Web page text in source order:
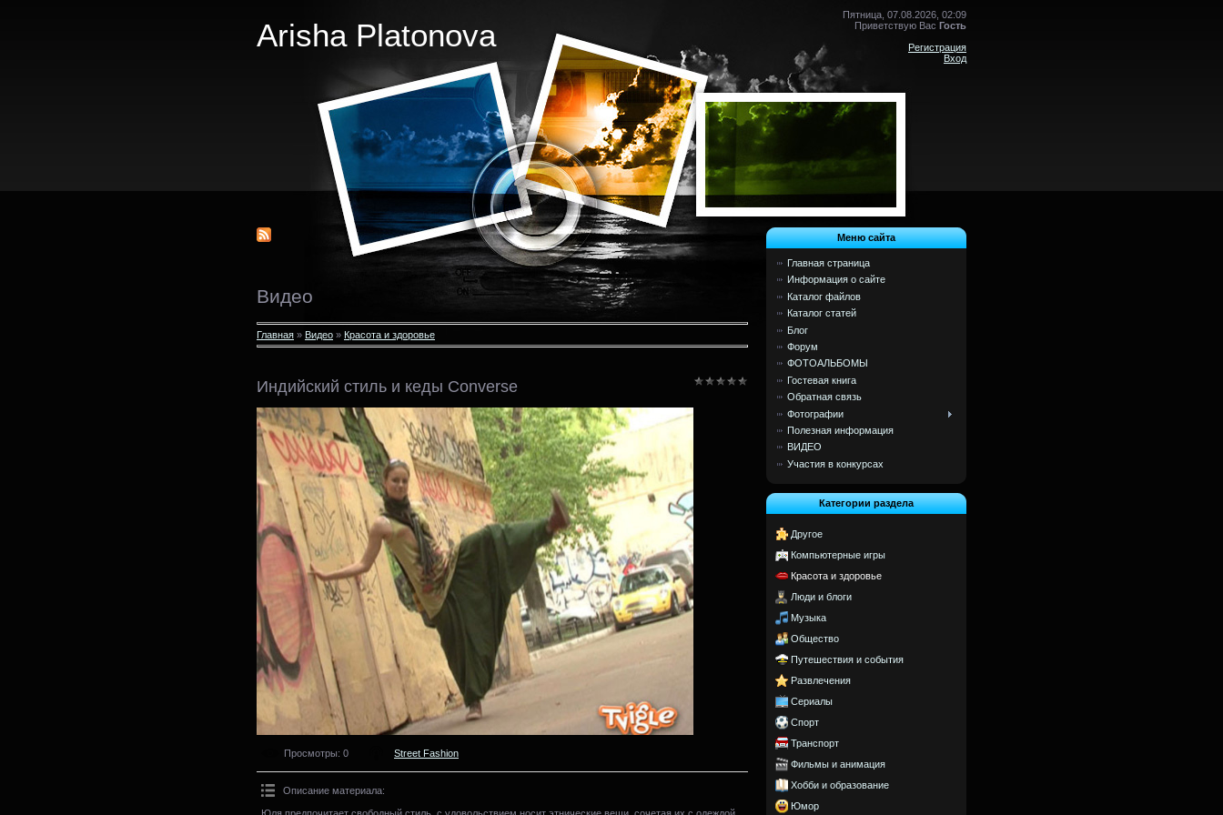
Arisha Platonova
Пятница, 07.08.2026, 02:09
Приветствую Вас Гость
Регистрация
Вход
Видео
Главная » Видео » Красота и здоровье
Индийский стиль и кеды Converse
Просмотры: 0 Street Fashion
Описание материала:
Юля предпочитает свободный стиль, с удовольствием носит этнические вещи, сочетая их с одеждой
Меню сайта
Главная страница
Информация о сайте
Каталог файлов
Каталог статей
Блог
Форум
ФОТОАЛЬБОМЫ
Гостевая книга
Обратная связь
Фотографии
Полезная информация
ВИДЕО
Участия в конкурсах
Категории раздела
Другое
Компьютерные игры
Красота и здоровье
Люди и блоги
Музыка
Общество
Путешествия и события
Развлечения
Сериалы
Спорт
Транспорт
Фильмы и анимация
Хобби и образование
Юмор